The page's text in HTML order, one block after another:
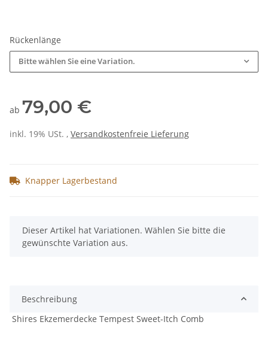
Rückenlänge
Bitte wählen Sie eine Variation.
ab 79,00 €
inkl. 19% USt. , Versandkostenfreie Lieferung
Knapper Lagerbestand
x
Dieser Artikel hat Variationen. Wählen Sie bitte die
gewünschte Variation aus.
Beschreibung
Shires Ekzemerdecke Tempest Sweet-Itch Comb